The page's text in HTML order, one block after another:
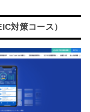
対策コース）